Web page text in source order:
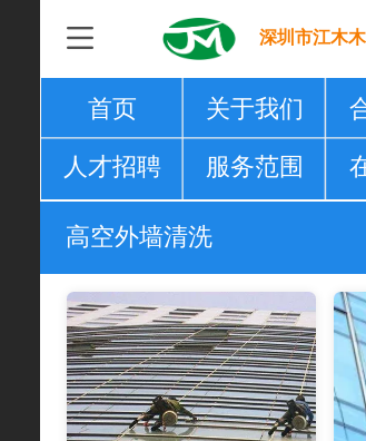
深圳市江木
首页 关于我们
人才招聘 服务范围
高空外墙清洗